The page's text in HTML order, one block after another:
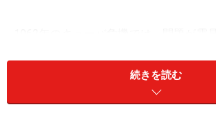
半で、85％超の上昇を果たしました。
争の時には、開戦から3年間で、NYダ
続きを読む